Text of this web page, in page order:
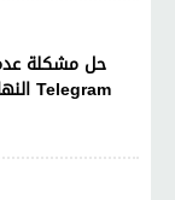
حل مشكلة
النهائي لعدم وصول رمز التحقق Telegram